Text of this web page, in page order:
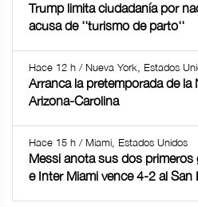
Trump limita ciudadanía por
acusa de ''turismo de parto''
Hace 12 h / Nueva York, Estados
Arranca la pretemporada de
Arizona-Carolina
Hace 15 h / Miami, Estados Unidos
Messi anota sus dos primeros
e Inter Miami vence 4-2 al